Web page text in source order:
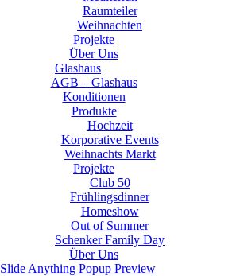
Raumteiler
Weihnachten
Projekte
Über Uns
Glashaus
AGB – Glashaus
Konditionen
Produkte
Hochzeit
Korporative Events
Weihnachts Markt
Projekte
Club 50
Frühlingsdinner
Homeshow
Out of Summer
Schenker Family Day
Über Uns
Slide Anything Popup Preview